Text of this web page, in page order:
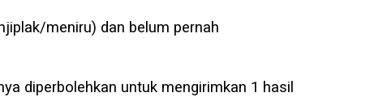
meniru) dan belum pernah
diperbolehkan untuk mengirimkan 1 hasil